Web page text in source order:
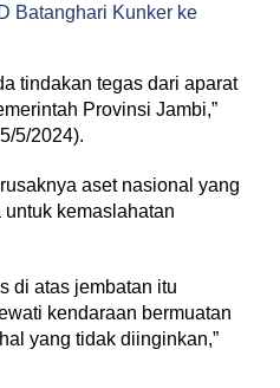
Batanghari Kunker ke
tindakan tegas dari aparat
Provinsi Jambi,”
5/2024).
aset nasional yang
kemaslahatan
di atas jembatan itu
kendaraan bermuatan
yang tidak diinginkan,”